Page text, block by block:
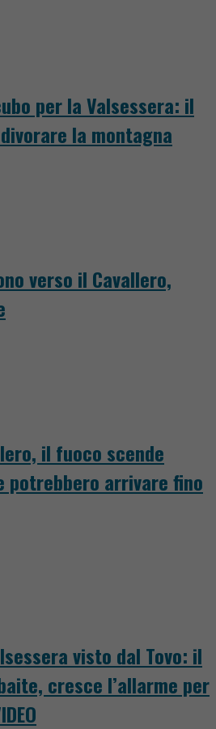
per la Valsessera: il
la montagna
verso il Cavallero,
il fuoco scende
potrebbero arrivare fino
visto dal Tovo: il
cresce l’allarme per